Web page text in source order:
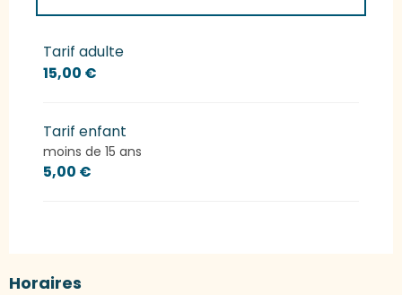
Tarifs 2027
Tarif adulte
15,00 €
Tarif enfant
moins de 15 ans
5,00 €
Horaires